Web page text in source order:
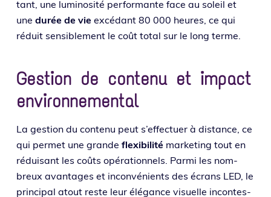
tant, une lumi­no­si­té per­for­mante face au soleil et
une durée de vie excé­dant 80 000 heures, ce qui
réduit sen­si­ble­ment le coût total sur le long terme.
Gestion de contenu et impact
environnemental
La ges­tion du conte­nu peut s’effectuer à dis­tance, ce
qui per­met une grande flexi­bi­li­té mar­ke­ting tout en
rédui­sant les coûts opé­ra­tion­nels. Parmi les nom­
breux avan­tages et incon­vé­nients des écrans LED, le
prin­ci­pal atout reste leur élé­gance visuelle incon­tes­